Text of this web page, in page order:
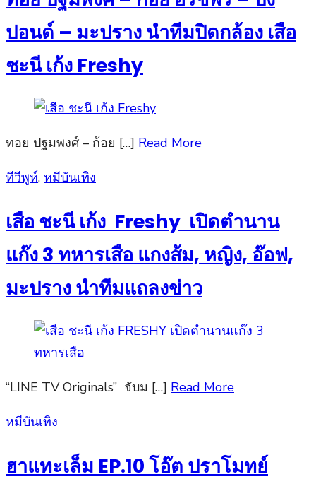
ปอนด์ – มะปราง นำทีมปิดกล้อง เสือ
ชะนี เก้ง Freshy
ทอย ปฐมพงศ์ – ก้อย […] Read More
Posted
ทีวีพูห์, หมีบันเทิง
เสือ ชะนี เก้ง Freshy เปิดตำนาน
แก๊ง 3 ทหารเสือ แกงส้ม, หญิง, อ๊อฟ,
มะปราง นำทีมแถลงข่าว
“LINE TV Originals” จับม […] Read More
Posted
หมีบันเทิง
ฮาแทะเล็ม EP.10 โอ๊ต ปราโมทย์